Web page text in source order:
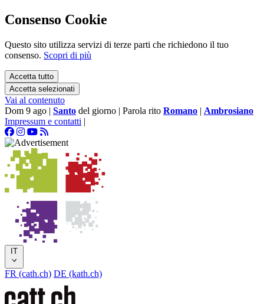
Consenso Cookie
Questo sito utilizza servizi di terze parti che richiedono il tuo
consenso. Scopri di più
Accetta tutto
Accetta selezionati
Vai al contenuto
Dom 9 ago | Santo del giorno | Parola rito Romano | Ambrosiano
Impressum e contatti |
IT
FR (cath.ch) DE (kath.ch)